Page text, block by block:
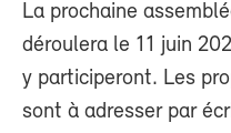
La prochaine
déroulera le 11 juin
y participeront. Les
sont à adresser par